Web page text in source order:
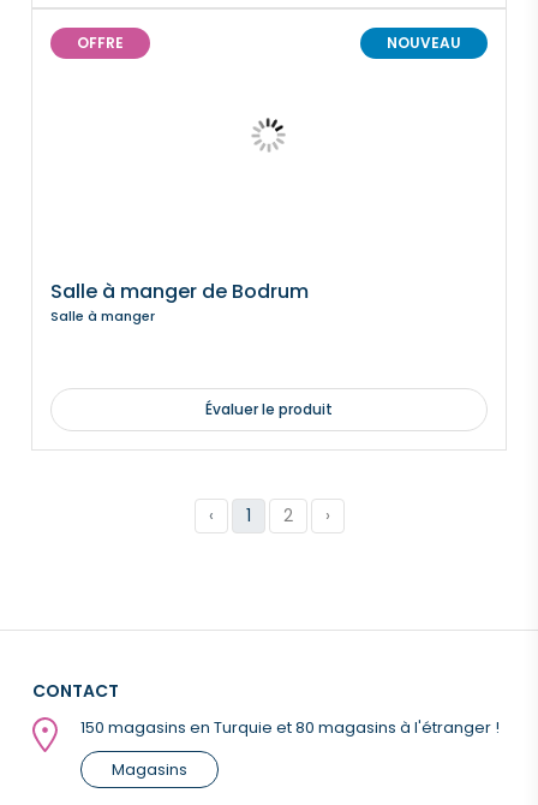
OFFRE NOUVEAU
Salle à manger de Bodrum
Salle à manger
Évaluer le produit
‹ 1 2 ›
CONTACT
150 magasins en Turquie et 80 magasins à l'étranger !
Magasins